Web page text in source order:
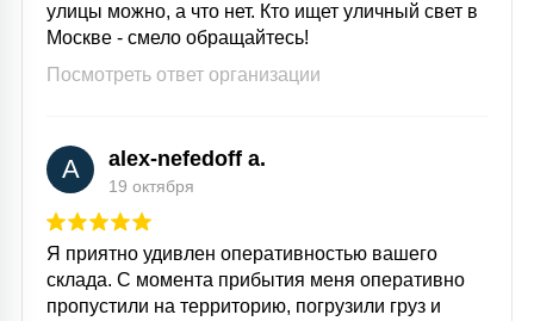
улицы можно, а что нет. Кто ищет уличный свет в
Москве - смело обращайтесь!
Посмотреть ответ организации
A alex-nefedoff a.
19 октября
Я приятно удивлен оперативностью вашего
склада. С момента прибытия меня оперативно
пропустили на территорию, погрузили груз и